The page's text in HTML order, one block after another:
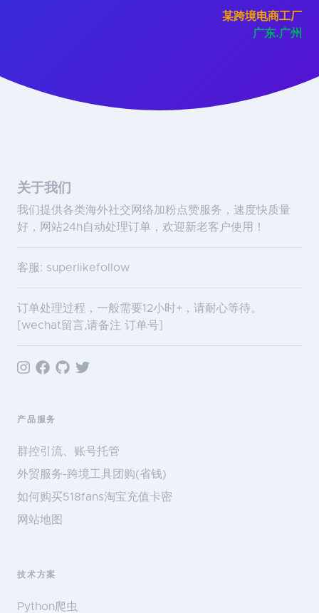
某跨境电商工厂
广东.广州
关于我们
我们提供各类海外社交网络加粉点赞服务，速度快质量
好，网站24h自动处理订单，欢迎新老客户使用！
客服: superlikefollow
订单处理过程，一般需要12小时+，请耐心等待。
[wechat留言,请备注 订单号]
产品服务
群控引流、账号托管
外贸服务-跨境工具团购(省钱)
如何购买518fans淘宝充值卡密
网站地图
技术方案
Python爬虫